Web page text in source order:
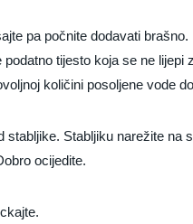
pa počnite dodavati
tijesto koja se ne
količini posoljene vode
stabljike. Stabljiku narežite
ocijedite.